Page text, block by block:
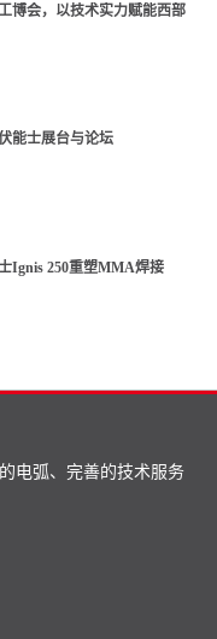
博会，以技术实力赋能西部
能士展台与论坛
Ignis 250重塑MMA焊接
电弧、完善的技术服务